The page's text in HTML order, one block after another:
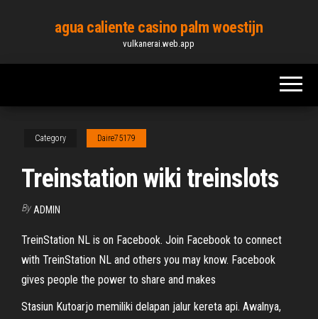
content
agua caliente casino palm woestijn
vulkanerai.web.app
Category Daire75179
Treinstation wiki treinslots
By ADMIN
TreinStation NL is on Facebook. Join Facebook to connect
with TreinStation NL and others you may know. Facebook
gives people the power to share and makes
Stasiun Kutoarjo memiliki delapan jalur kereta api. Awalnya,